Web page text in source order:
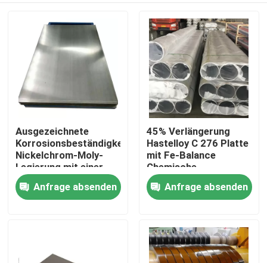
Haus
Ausgezeichnete
Korrosionsbeständigkeit
Nickelchrom-Moly-
Legierung mit einer
Dichte von 8,89 G/cm3
Anfrage absenden
45% Verlängerung
Hastelloy C 276 Platte
mit Fe-Balance
Chemische
Zusammensetzung
Anfrage absenden